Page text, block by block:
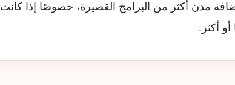
مدن أكثر من البرامج القصيرة، خصوصًا إذا كانت
أو أكثر.